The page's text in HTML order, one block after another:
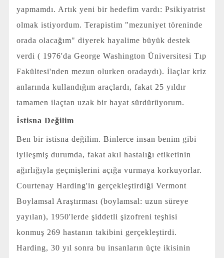
yapmamdı. Artık yeni bir hedefim vardı: Psikiyatrist
olmak istiyordum. Terapistim "mezuniyet töreninde
orada olacağım" diyerek hayalime büyük destek
verdi ( 1976'da George Washington Üniversitesi Tıp
Fakültesi'nden mezun olurken oradaydı). İlaçlar kriz
anlarında kullandığım araçlardı, fakat 25 yıldır
tamamen ilaçtan uzak bir hayat sürdürüyorum.
İstisna Değilim
Ben bir istisna değilim. Binlerce insan benim gibi
iyileşmiş durumda, fakat akıl hastalığı etiketinin
ağırlığıyla geçmişlerini açığa vurmaya korkuyorlar.
Courtenay Harding'in gerçekleştirdiği Vermont
Boylamsal Araştırması (boylamsal: uzun süreye
yayılan), 1950'lerde şiddetli şizofreni teşhisi
konmuş 269 hastanın takibini gerçekleştirdi.
Harding, 30 yıl sonra bu insanların üçte ikisinin